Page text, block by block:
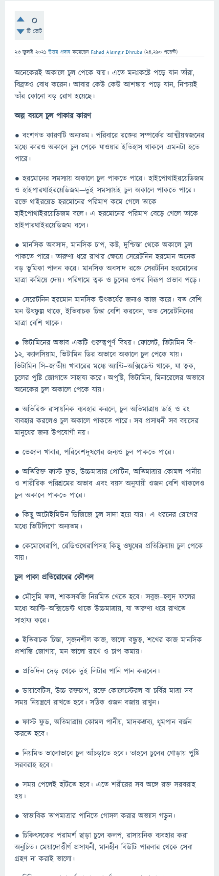
0
টি ভোট
23 জুলাই 2021 উত্তর প্রদান করেছেন Fahad Alamgir Dhruba (24,290 পয়েন্ট)
অনেকেরই অকালে চুল পেকে যায়। এতে মনঃকষ্টে পড়ে যান তাঁরা,
বিব্রতও বোধ করেন। আবার কেউ কেউ আশঙ্কায় পড়ে যান, নিশ্চয়ই
তাঁর কোনো বড় রোগ হয়েছে।
অল্প বয়সে চুল পাকার কারণ
● বংশগত কারণটি অন্যতম। পরিবারে রক্তের সম্পর্কের আত্মীয়স্বজনের
মধ্যে কারও অকালে চুল পেকে যাওয়ার ইতিহাস থাকলে এমনটা হতে
পারে।
● হরমোনের সমস্যায় অকালে চুল পাকতে পারে। হাইপোথাইরয়েডিজম
ও হাইপারথাইরয়েডিজম—দুই সমস্যায়ই চুল অকালে পাকতে পারে।
রক্তে থাইরয়েড হরমোনের পরিমাণ কমে গেলে তাকে
হাইপোথাইরয়েডিজম বলে। এ হরমোনের পরিমাণ বেড়ে গেলে তাকে
হাইপারথাইরয়েডিজম বলে।
● মানসিক অবসাদ, মানসিক চাপ, কষ্ট, দুশ্চিন্তা থেকে অকালে চুল
পাকতে পারে। তারুণ্য ধরে রাখার ক্ষেত্রে সেরেটনিন হরমোন অনেক
বড় ভূমিকা পালন করে। মানসিক অবসাদ রক্তে সেরটনিন হরমোনের
মাত্রা কমিয়ে দেয়। পরিণামে ত্বক ও চুলের ওপর বিরূপ প্রভাব পড়ে।
● সেরেটনিন হরমোন মানসিক উৎকর্ষের জন্যও কাজ করে। যত বেশি
মন উৎফুল্ল থাকে, ইতিবাচক চিন্তা বেশি করবেন, তত সেরেটনিনের
মাত্রা বেশি থাকে।
● ভিটামিনের অভাব একটি গুরুত্বপূর্ণ বিষয়। ফোলেট, ভিটামিন বি–
১২, ক্যালসিয়াম, ভিটামিন ডির অভাবে অকালে চুল পেকে যায়।
ভিটামিন সি–জাতীয় খাবারের মধ্যে অ্যান্টি–অক্সিডেন্ট থাকে, যা ত্বক,
চুলের পুষ্টি জোগাতে সাহায্য করে। অপুষ্টি, ভিটামিন, মিনারেলের অভাবে
অনেকের চুল অকালে পেকে যায়।
● অতিরিক্ত রাসায়নিক ব্যবহার করলে, চুল অতিমাত্রায় ডাই ও রং
ব্যবহার করলেও চুল অকালে পাকতে পারে। সব প্রসাধনী সব বয়সের
মানুষের জন্য উপযোগী নয়।
● ভেজাল খাবার, পরিবেশদূষণের জন্যও চুল পাকতে পারে।
● অতিরিক্ত ফাস্ট ফুড, উচ্চমাত্রার প্রোটিন, অতিমাত্রায় কোমল পানীয়
ও শারীরিক পরিশ্রমের অভাব এবং বয়স অনুযায়ী ওজন বেশি থাকলেও
চুল অকালে পাকতে পারে।
● কিছু অটোইমিউন ডিজিজে চুল সাদা হয়ে যায়। এ ধরনের রোগের
মধ্যে ভিটিলিগো অন্যতম।
● কেমোথেরাপি, রেডিওথেরাপিসহ কিছু ওষুধের প্রতিক্রিয়ায় চুল পেকে
যায়।
চুল পাকা প্রতিরোধের কৌশল
● মৌসুমি ফল, শাকসবজি নিয়মিত খেতে হবে। সবুজ–হলুদ ফলের
মধ্যে অ্যান্টি–অক্সিডেন্ট থাকে উচ্চমাত্রায়, যা তারুণ্য ধরে রাখতে
সাহায্য করে।
● ইতিবাচক চিন্তা, সৃজনশীল কাজ, ভালো বন্ধুত্ব, শখের কাজ মানসিক
প্রশান্তি জোগায়, মন ভালো রাখে ও চাপ কমায়।
● প্রতিদিন দেড় থেকে দুই লিটার পানি পান করবেন।
● ডায়াবেটিস, উচ্চ রক্তচাপ, রক্তে কোলেস্টেরল বা চর্বির মাত্রা সব
সময় নিয়ন্ত্রণে রাখতে হবে। সঠিক ওজন বজায় রাখুন।
● ফাস্ট ফুড, অতিমাত্রায় কোমল পানীয়, মাদকদ্রব্য, ধূমপান বর্জন
করতে হবে।
● নিয়মিত ভালোভাবে চুল আঁচড়াতে হবে। তাহলে চুলের গোড়ায় পুষ্টি
সরবরাহ হবে।
● সময় পেলেই হাঁটতে হবে। এতে শরীরের সব অঙ্গে রক্ত সরবরাহ
হয়।
● স্বাভাবিক তাপমাত্রার পানিতে গোসল করার অভ্যাস গড়ুন।
● চিকিৎসকের পরামর্শ ছাড়া চুলে কলপ, রাসায়নিক ব্যবহার করা
অনুচিত। মেয়াদোত্তীর্ণ প্রসাধনী, মানহীন বিউটি পারলার থেকে সেবা
গ্রহণ না করাই ভালো।